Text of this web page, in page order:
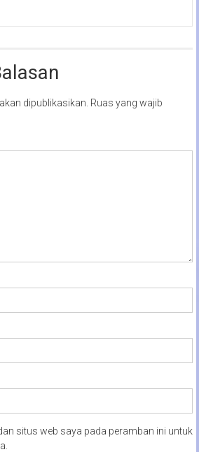
dipublikasikan. Ruas yang wajib
situs web saya pada peramban ini untuk